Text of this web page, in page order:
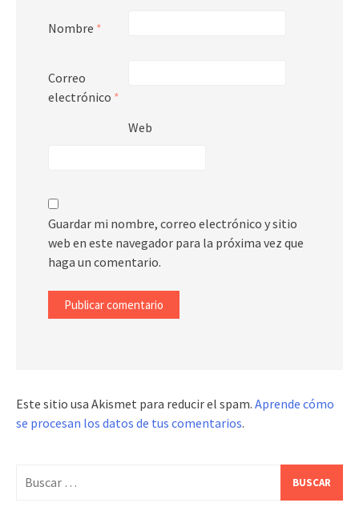
Nombre *
Correo
electrónico *
Web
Guardar mi nombre, correo electrónico y sitio
web en este navegador para la próxima vez que
haga un comentario.
Este sitio usa Akismet para reducir el spam. Aprende cómo
se procesan los datos de tus comentarios.